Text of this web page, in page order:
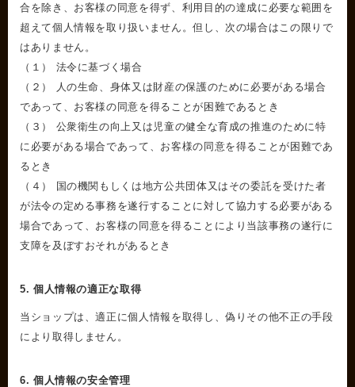
合を除き、お客様の同意を得ず、利用目的の達成に必要な範囲を
超えて個人情報を取り扱いません。但し、次の場合はこの限りで
はありません。
（１） 法令に基づく場合
（２） 人の生命、身体又は財産の保護のために必要がある場合
であって、お客様の同意を得ることが困難であるとき
（３） 公衆衛生の向上又は児童の健全な育成の推進のために特
に必要がある場合であって、お客様の同意を得ることが困難であ
るとき
（４） 国の機関もしくは地方公共団体又はその委託を受けた者
が法令の定める事務を遂行することに対して協力する必要がある
場合であって、お客様の同意を得ることにより当該事務の遂行に
支障を及ぼすおそれがあるとき
5. 個人情報の適正な取得
当ショップは、適正に個人情報を取得し、偽りその他不正の手段
により取得しません。
6. 個人情報の安全管理